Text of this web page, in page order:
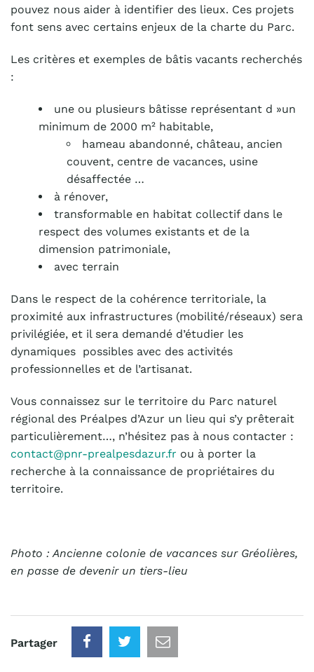
pouvez nous aider à identifier des lieux. Ces projets
font sens avec certains enjeux de la charte du Parc.
Les critères et exemples de bâtis vacants recherchés
:
une ou plusieurs bâtisse représentant d »un
minimum de 2000 m² habitable,
hameau abandonné, château, ancien
couvent, centre de vacances, usine
désaffectée …
à rénover,
transformable en habitat collectif dans le
respect des volumes existants et de la
dimension patrimoniale,
avec terrain
Dans le respect de la cohérence territoriale, la
proximité aux infrastructures (mobilité/réseaux) sera
privilégiée, et il sera demandé d’étudier les
dynamiques possibles avec des activités
professionnelles et de l’artisanat.
Vous connaissez sur le territoire du Parc naturel
régional des Préalpes d’Azur un lieu qui s’y prêterait
particulièrement…, n’hésitez pas à nous contacter :
contact@pnr-prealpesdazur.fr ou à porter la
recherche à la connaissance de propriétaires du
territoire.
Photo : Ancienne colonie de vacances sur Gréolières,
en passe de devenir un tiers-lieu
Partager